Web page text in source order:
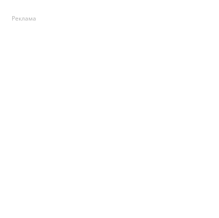
Реклама